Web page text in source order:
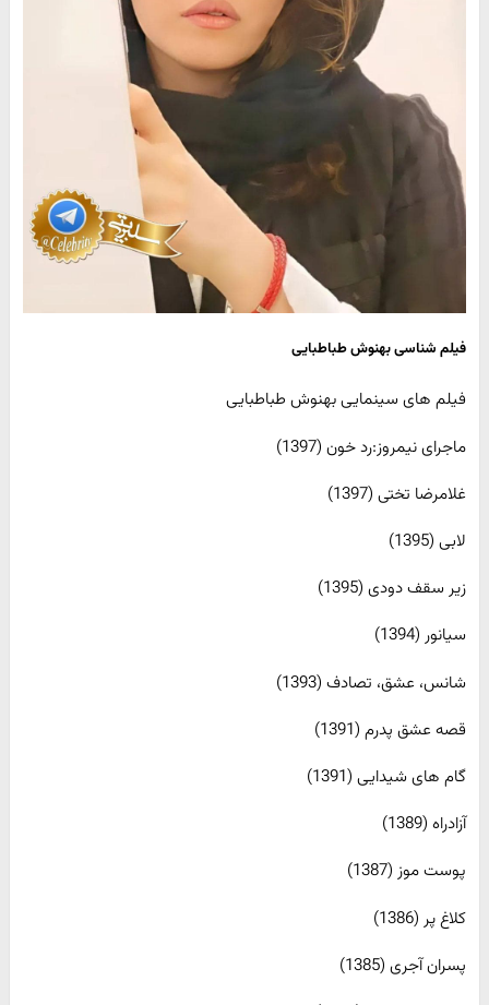
فیلم شناسی بهنوش طباطبایی
فیلم های سینمایی بهنوش طباطبایی
ماجرای نیمروز:رد خون (1397)
غلامرضا تختی (1397)
لابی (1395)
زیر سقف دودی (1395)
سیانور (1394)
شانس، عشق، تصادف (1393)
قصه عشق پدرم (1391)
گام های شیدایی (1391)
آزادراه (1389)
پوست موز (1387)
کلاغ پر (1386)
پسران آجری (1385)